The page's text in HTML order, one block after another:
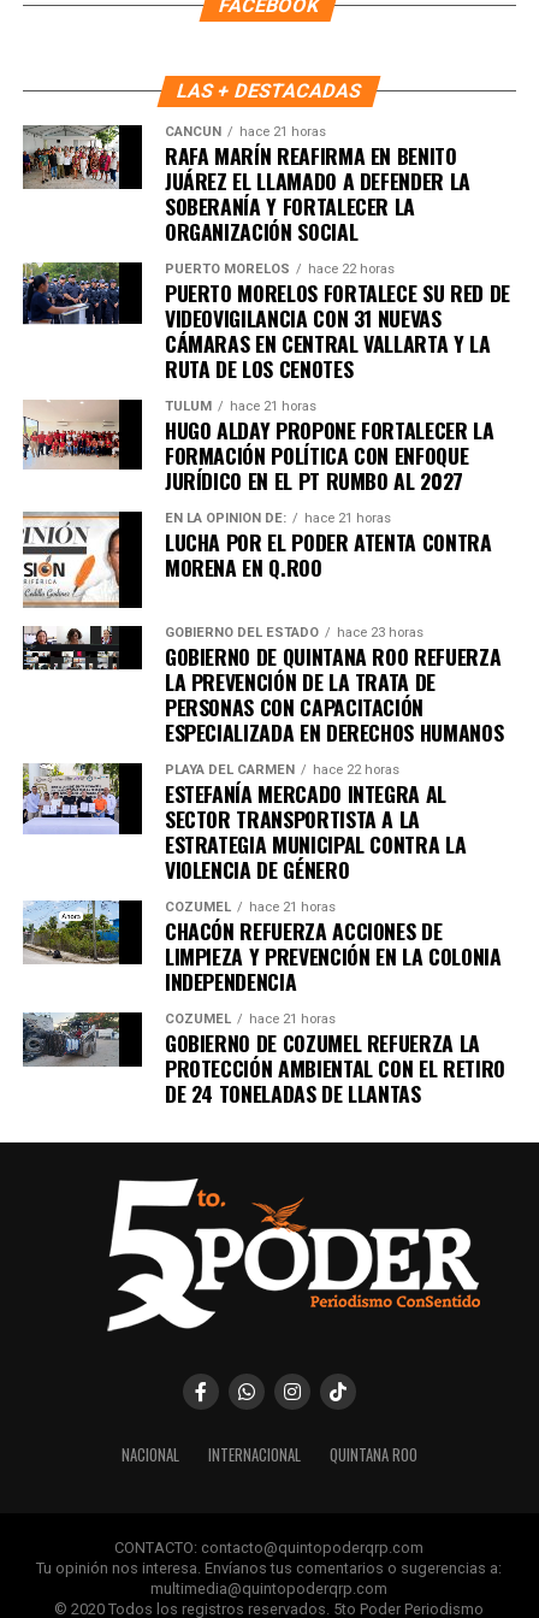
Recibe las noticias al instante
Únete al canal oficial de WhatsApp de
Quinto Poder y recibe las noticias más
importantes de Quintana Roo directamente
en tu teléfono.
Unirme al canal de WhatsApp
FACEBOOK
LAS + DESTACADAS
CANCÚN hace 21 horas
RAFA MARÍN REAFIRMA EN BENITO
JUÁREZ EL LLAMADO A DEFENDER LA
SOBERANÍA Y FORTALECER LA
ORGANIZACIÓN SOCIAL
PUERTO MORELOS hace 22 horas
PUERTO MORELOS FORTALECE SU RED DE
VIDEOVIGILANCIA CON 31 NUEVAS
CÁMARAS EN CENTRAL VALLARTA Y LA
RUTA DE LOS CENOTES
TULUM hace 21 horas
HUGO ALDAY PROPONE FORTALECER LA
FORMACIÓN POLÍTICA CON ENFOQUE
JURÍDICO EN EL PT RUMBO AL 2027
EN LA OPINIÓN DE: hace 21 horas
LUCHA POR EL PODER ATENTA CONTRA
MORENA EN Q.ROO
GOBIERNO DEL ESTADO hace 23 horas
GOBIERNO DE QUINTANA ROO REFUERZA
LA PREVENCIÓN DE LA TRATA DE
PERSONAS CON CAPACITACIÓN
ESPECIALIZADA EN DERECHOS HUMANOS
PLAYA DEL CARMEN hace 22 horas
ESTEFANÍA MERCADO INTEGRA AL
SECTOR TRANSPORTISTA A LA
ESTRATEGIA MUNICIPAL CONTRA LA
VIOLENCIA DE GÉNERO
COZUMEL hace 21 horas
CHACÓN REFUERZA ACCIONES DE
LIMPIEZA Y PREVENCIÓN EN LA COLONIA
INDEPENDENCIA
COZUMEL hace 21 horas
GOBIERNO DE COZUMEL REFUERZA LA
PROTECCIÓN AMBIENTAL CON EL RETIRO
DE 24 TONELADAS DE LLANTAS
NACIONAL INTERNACIONAL QUINTANA ROO
CONTACTO: contacto@quintopoderqrp.com
Tu opinión nos interesa. Envíanos tus comentarios o sugerencias a:
multimedia@quintopoderqrp.com
© 2020 Todos los registros reservados. 5to Poder Periodismo